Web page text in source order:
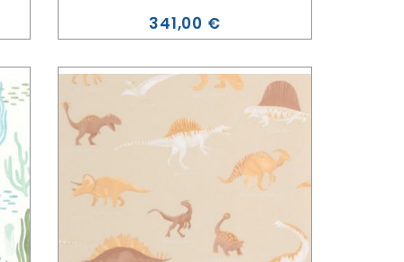
Prezzo
341,00 €